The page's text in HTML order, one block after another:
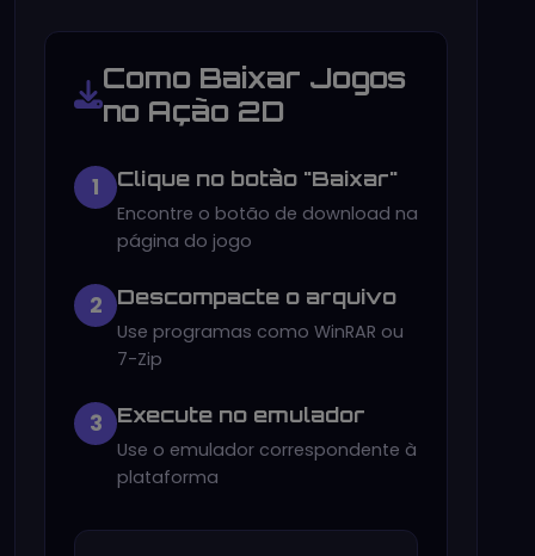
Como Baixar Jogos
no Ação 2D
1 Clique no botão "Baixar"
Encontre o botão de download na
página do jogo
2 Descompacte o arquivo
Use programas como WinRAR ou
7-Zip
3 Execute no emulador
Use o emulador correspondente à
plataforma